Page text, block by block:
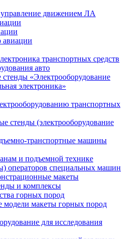
движением ЛА
авиации
транспортных средств
авто
«Электрооборудование
электроника»
транспортных
стенды (электрооборудование
транспортные машины
и подъемной технике
операторов специальных машин
макеты
и комплексы
горных пород
модели макеты горных пород
для исследования